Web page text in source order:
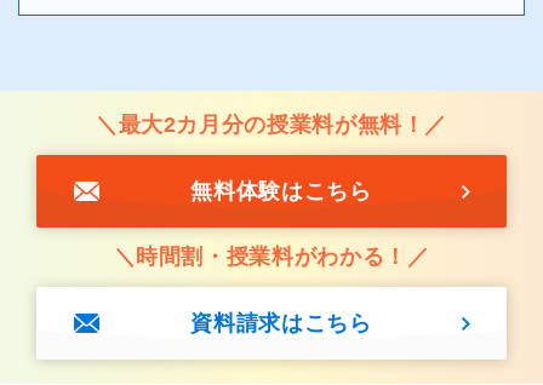
＼最大2カ月分の授業料が無料！／
無料体験はこちら
＼時間割・授業料がわかる！／
資料請求はこちら